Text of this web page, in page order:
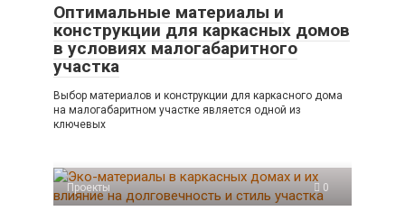
Оптимальные материалы и
конструкции для каркасных домов
в условиях малогабаритного
участка
Выбор материалов и конструкции для каркасного дома
на малогабаритном участке является одной из
ключевых
Проекты 0